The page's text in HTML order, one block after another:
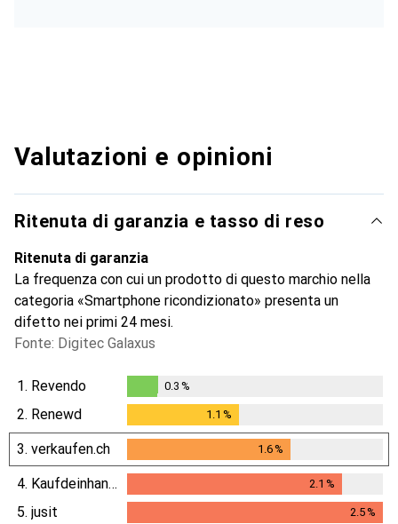
Valutazioni e opinioni
Ritenuta di garanzia e tasso di reso
Ritenuta di garanzia
La frequenza con cui un prodotto di questo marchio nella
categoria «Smartphone ricondizionato» presenta un
difetto nei primi 24 mesi.
Fonte: Digitec Galaxus
1. Revendo
0.3%
0.3 %
2. Renewd 1.1 %
3. verkaufen.ch 1.6%
4. Kaufdeinhandy.ch 2.1 %
5. jusit 2.5%